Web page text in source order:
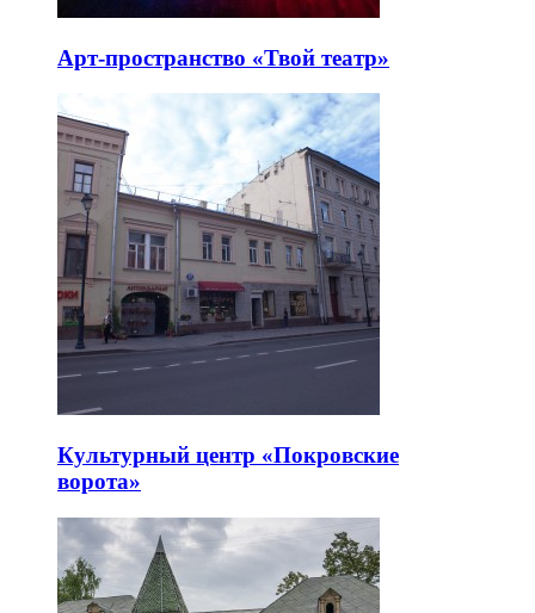
Арт-пространство «Твой театр»
Культурный центр «Покровские
ворота»